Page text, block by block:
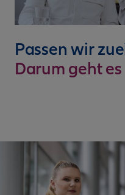
Passen wir
Darum geht es